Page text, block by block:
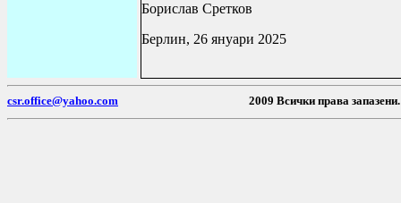
Борислав Сретков
Берлин, 26 януари 2025
csr.office@yahoo.com 2009 Всички